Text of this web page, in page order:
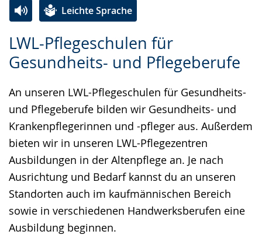
e
c
s
e
l
n
.
r
s
ü
t
z
u
n
g
.
G
e
ä
r
d
e
n
s
p
r
a
LWL-Pflegeschulen für
Gesundheits- und Pflegeberufe
An unseren LWL-Pflegeschulen für Gesundheits-
und Pflegeberufe bilden wir Gesundheits- und
Krankenpflegerinnen und -pfleger aus. Außerdem
bieten wir in unseren LWL-Pflegezentren
Ausbildungen in der Altenpflege an. Je nach
Ausrichtung und Bedarf kannst du an unseren
Standorten auch im kaufmännischen Bereich
sowie in verschiedenen Handwerksberufen eine
Ausbildung beginnen.
Leichte Sprache
Leichten
Sprache
Audio-
Unterstützung.
Video
in
Gebärdensprache
wird
angezeigt.